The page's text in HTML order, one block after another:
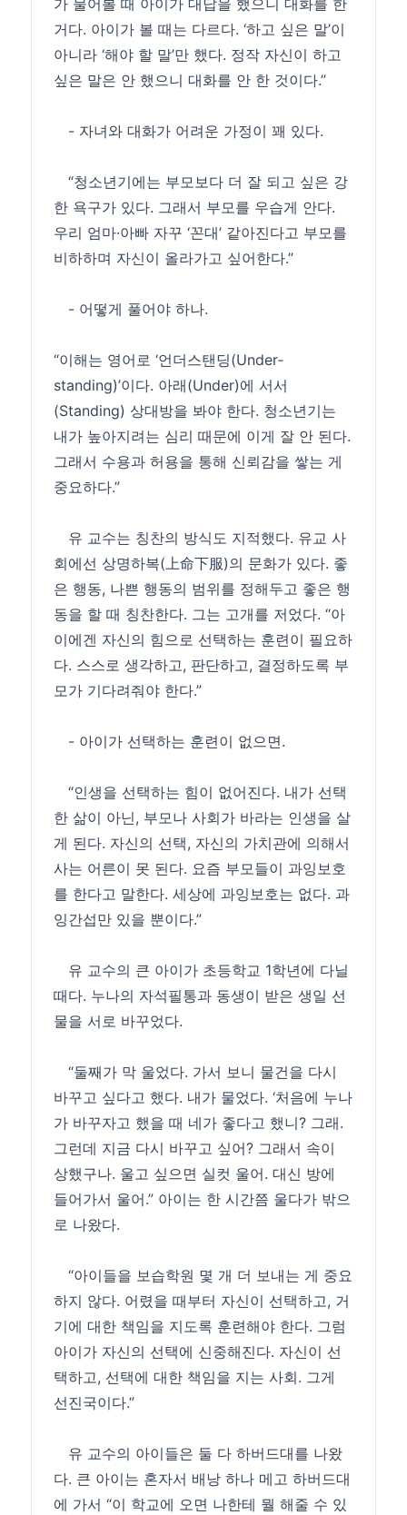
가 물어볼 때 아이가 대답을 했으니 대화를 한
거다. 아이가 볼 때는 다르다. ‘하고 싶은 말’이
아니라 ‘해야 할 말’만 했다. 정작 자신이 하고
싶은 말은 안 했으니 대화를 안 한 것이다.”
- 자녀와 대화가 어려운 가정이 꽤 있다.
“청소년기에는 부모보다 더 잘 되고 싶은 강
한 욕구가 있다. 그래서 부모를 우습게 안다.
우리 엄마·아빠 자꾸 ‘꼰대’ 같아진다고 부모를
비하하며 자신이 올라가고 싶어한다.”
- 어떻게 풀어야 하나.
“이해는 영어로 ‘언더스탠딩(Under­
standing)’이다. 아래(Under)에 서서
(Standing) 상대방을 봐야 한다. 청소년기는
내가 높아지려는 심리 때문에 이게 잘 안 된다.
그래서 수용과 허용을 통해 신뢰감을 쌓는 게
중요하다.”
유 교수는 칭찬의 방식도 지적했다. 유교 사
회에선 상명하복(上命下服)의 문화가 있다. 좋
은 행동, 나쁜 행동의 범위를 정해두고 좋은 행
동을 할 때 칭찬한다. 그는 고개를 저었다. “아
이에겐 자신의 힘으로 선택하는 훈련이 필요하
다. 스스로 생각하고, 판단하고, 결정하도록 부
모가 기다려줘야 한다.”
- 아이가 선택하는 훈련이 없으면.
“인생을 선택하는 힘이 없어진다. 내가 선택
한 삶이 아닌, 부모나 사회가 바라는 인생을 살
게 된다. 자신의 선택, 자신의 가치관에 의해서
사는 어른이 못 된다. 요즘 부모들이 과잉보호
를 한다고 말한다. 세상에 과잉보호는 없다. 과
잉간섭만 있을 뿐이다.”
유 교수의 큰 아이가 초등학교 1학년에 다닐
때다. 누나의 자석필통과 동생이 받은 생일 선
물을 서로 바꾸었다.
“둘째가 막 울었다. 가서 보니 물건을 다시
바꾸고 싶다고 했다. 내가 물었다. ‘처음에 누나
가 바꾸자고 했을 때 네가 좋다고 했니? 그래.
그런데 지금 다시 바꾸고 싶어? 그래서 속이
상했구나. 울고 싶으면 실컷 울어. 대신 방에
들어가서 울어.” 아이는 한 시간쯤 울다가 밖으
로 나왔다.
“아이들을 보습학원 몇 개 더 보내는 게 중요
하지 않다. 어렸을 때부터 자신이 선택하고, 거
기에 대한 책임을 지도록 훈련해야 한다. 그럼
아이가 자신의 선택에 신중해진다. 자신이 선
택하고, 선택에 대한 책임을 지는 사회. 그게
선진국이다.”
유 교수의 아이들은 둘 다 하버드대를 나왔
다. 큰 아이는 혼자서 배낭 하나 메고 하버드대
에 가서 “이 학교에 오면 나한테 뭘 해줄 수 있